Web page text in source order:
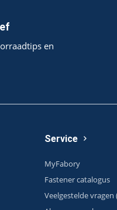
en
Service
MyFabory
Fastener catalogus
Veelgestelde vragen